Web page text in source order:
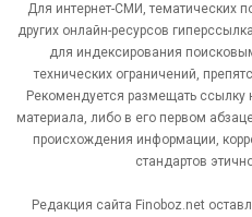
Для интернет-СМИ, тематических
других онлайн-ресурсов
для индексирования
технических ограничений,
Рекомендуется размещать ссылку
материала, либо в его первом
происхождения информации,
стандартов
Редакция сайта Finoboz.net